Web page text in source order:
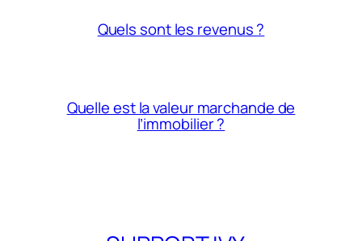
Quels sont les revenus ?
Quelle est la valeur marchande de
l’immobilier ?